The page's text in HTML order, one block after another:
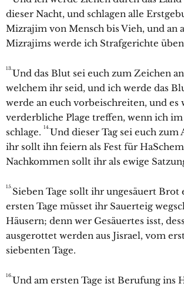
dieser Nacht, und schlagen alle
Mizrajim von Mensch bis Vieh, und an
Mizrajims werde ich Strafgerichte
13.Und das Blut sei euch zum Zeichen
welchem ihr seid, und ich werde das
werde an euch vorbeischreiten, und es
verderbliche Plage treffen, wenn ich
schlage. 14.Und dieser Tag sei euch zum
ihr sollt ihn feiern als Fest für
Nachkommen sollt ihr als ewige
15.Sieben Tage sollt ihr ungesäuert Brot
ersten Tage müsset ihr Sauerteig
Häusern; denn wer Gesäuertes isst,
ausgerottet werden aus Jisrael, vom
siebenten Tage.
16.Und am ersten Tage ist Berufung ins